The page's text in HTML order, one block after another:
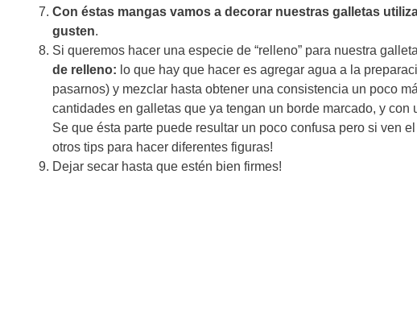
Con éstas mangas vamos a decorar nuestras galletas
gusten.
Si queremos hacer una especie de “relleno” para nuestra
de relleno: lo que hay que hacer es agregar agua a la
pasarnos) y mezclar hasta obtener una consistencia un poco
cantidades en galletas que ya tengan un borde marcado, y
Se que ésta parte puede resultar un poco confusa pero si ven
otros tips para hacer diferentes figuras!
Dejar secar hasta que estén bien firmes!